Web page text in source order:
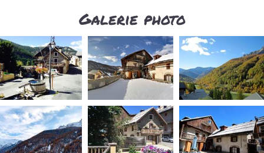
Galerie photo